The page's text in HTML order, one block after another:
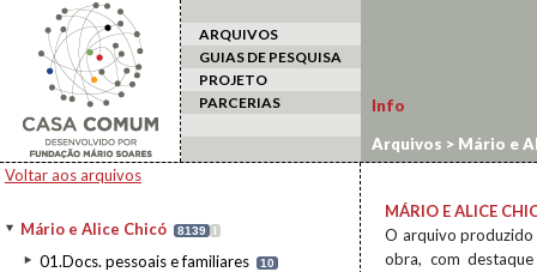
ARQUIVOS
GUIAS DE PESQUISA
PROJETO
PARCERIAS
Voltar aos arquivos
Mário e Alice Chicó 8139 I
01.Docs. pessoais e familiares 10
Info
Arquivos > Mário e
MÁRIO E ALICE
O arquivo
obra, com